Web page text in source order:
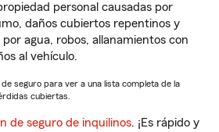
personal causadas por
daños cubiertos repentinos y
agua, robos, allanamientos con
al vehículo.
seguro para ver a una lista completa de la
cubiertas.
de seguro de inquilinos. ¡Es rápido y